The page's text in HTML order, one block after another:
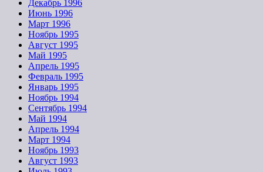
Декабрь 1996
Июнь 1996
Март 1996
Ноябрь 1995
Август 1995
Май 1995
Апрель 1995
Февраль 1995
Январь 1995
Ноябрь 1994
Сентябрь 1994
Май 1994
Апрель 1994
Март 1994
Ноябрь 1993
Август 1993